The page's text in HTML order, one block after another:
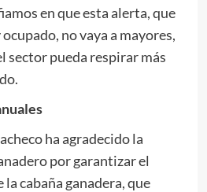
en que esta alerta, que
no vaya a mayores,
sector pueda respirar más
ha agradecido la
por garantizar el
cabaña ganadera, que